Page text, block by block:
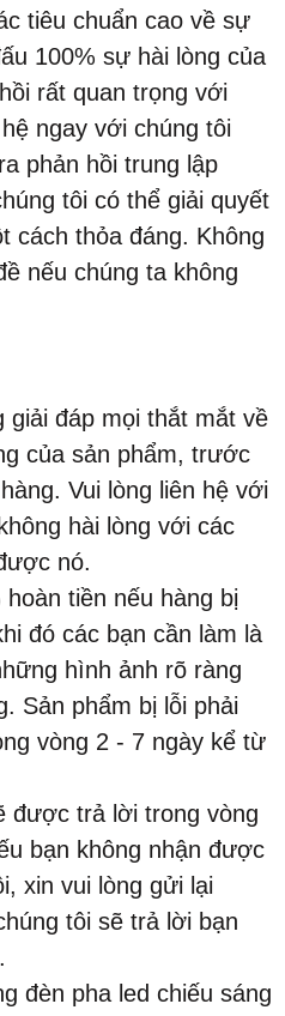
tiêu chuẩn cao về sự
100% sự hài lòng của
rất quan trọng với
ngay với chúng tôi
phản hồi trung lập
tôi có thể giải quyết
cách thỏa đáng. Không
nếu chúng ta không
giải đáp mọi thắt mắt về
của sản phẩm, trước
Vui lòng liên hệ với
hài lòng với các
nó.
tiền nếu hàng bị
đó các bạn cần làm là
hình ảnh rõ ràng
Sản phẩm bị lỗi phải
vòng 2 - 7 ngày kể từ
được trả lời trong vòng
bạn không nhận được
xin vui lòng gửi lại
tôi sẽ trả lời bạn
đèn pha led chiếu sáng